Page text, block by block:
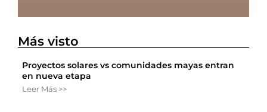
Más visto
Proyectos solares vs comunidades mayas entran
en nueva etapa
Leer Más >>